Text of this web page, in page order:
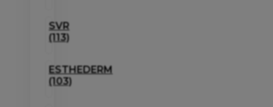
SVR
(113)
ESTHEDERM
(103)